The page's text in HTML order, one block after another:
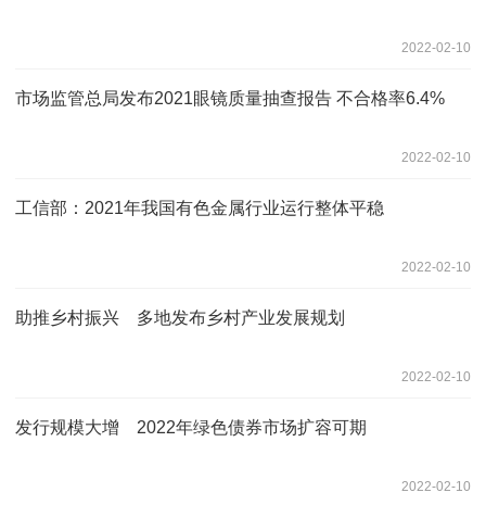
2022-02-10
市场监管总局发布2021眼镜质量抽查报告 不合格率6.4%
2022-02-10
工信部：2021年我国有色金属行业运行整体平稳
2022-02-10
助推乡村振兴 多地发布乡村产业发展规划
2022-02-10
发行规模大增 2022年绿色债券市场扩容可期
2022-02-10